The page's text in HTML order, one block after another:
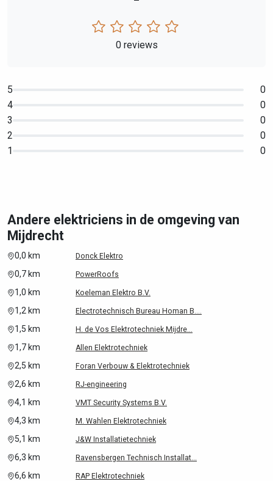
0 reviews
5
0
4
0
3
0
2
0
1
0
Andere elektriciens in de omgeving van
Mijdrecht
0,0 km Donck Elektro
0,7 km PowerRoofs
1,0 km Koeleman Elektro B.V.
1,2 km Electrotechnisch Bureau Homan B....
1,5 km H. de Vos Elektrotechniek Mijdre...
1,7 km Allen Elektrotechniek
2,5 km Foran Verbouw & Elektrotechniek
2,6 km RJ-engineering
4,1 km VMT Security Systems B.V.
4,3 km M. Wahlen Elektrotechniek
5,1 km J&W Installatietechniek
6,3 km Ravensbergen Technisch Installat...
6,6 km RAP Elektrotechniek